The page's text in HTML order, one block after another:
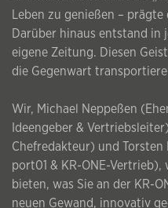
Leben zu genießen –
Darüber hinaus entstand in
eigene Zeitung. Diesen
die Gegenwart
Wir, Michael Neppeßen
Ideengeber &
Chefredakteur) und Torsten
port01 & KR-ONE-Vertrieb),
bieten, was Sie an der KR-
neuen Gewand, innovativ